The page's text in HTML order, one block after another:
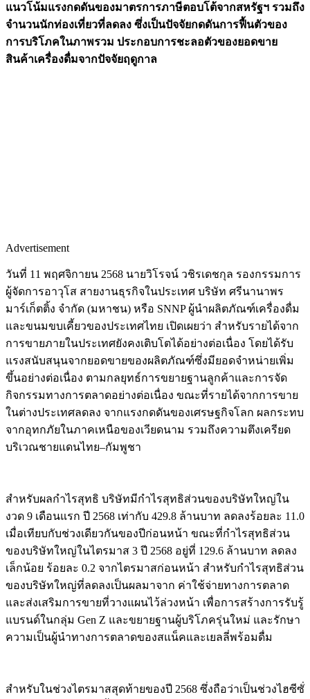
แนวโน้มแรงกดดันของมาตรการภาษีตอบโต้จากสหรัฐฯ รวมถึง
จำนวนนักท่องเที่ยวที่ลดลง ซึ่งเป็นปัจจัยกดดันการฟื้นตัวของ
การบริโภคในภาพรวม ประกอบการชะลอตัวของยอดขาย
สินค้าเครื่องดื่มจากปัจจัยฤดูกาล
Advertisement
วันที่ 11 พฤศจิกายน 2568 นายวิโรจน์ วชิรเดชกุล รองกรรมการ
ผู้จัดการอาวุโส สายงานธุรกิจในประเทศ บริษัท ศรีนานาพร
มาร์เก็ตติ้ง จำกัด (มหาชน) หรือ SNNP ผู้นำผลิตภัณฑ์เครื่องดื่ม
และขนมขบเคี้ยวของประเทศไทย เปิดเผยว่า สำหรับรายได้จาก
การขายภายในประเทศยังคงเติบโตได้อย่างต่อเนื่อง โดยได้รับ
แรงสนับสนุนจากยอดขายของผลิตภัณฑ์ซึ่งมียอดจำหน่ายเพิ่ม
ขึ้นอย่างต่อเนื่อง ตามกลยุทธ์การขยายฐานลูกค้าและการจัด
กิจกรรมทางการตลาดอย่างต่อเนื่อง ขณะที่รายได้จากการขาย
ในต่างประเทศลดลง จากแรงกดดันของเศรษฐกิจโลก ผลกระทบ
จากอุทกภัยในภาคเหนือของเวียดนาม รวมถึงความตึงเครียด
บริเวณชายแดนไทย–กัมพูชา
สำหรับผลกำไรสุทธิ บริษัทมีกำไรสุทธิส่วนของบริษัทใหญ่ใน
งวด 9 เดือนแรก ปี 2568 เท่ากับ 429.8 ล้านบาท ลดลงร้อยละ 11.0
เมื่อเทียบกับช่วงเดียวกันของปีก่อนหน้า ขณะที่กำไรสุทธิส่วน
ของบริษัทใหญ่ในไตรมาส 3 ปี 2568 อยู่ที่ 129.6 ล้านบาท ลดลง
เล็กน้อย ร้อยละ 0.2 จากไตรมาสก่อนหน้า สำหรับกำไรสุทธิส่วน
ของบริษัทใหญ่ที่ลดลงเป็นผลมาจาก ค่าใช้จ่ายทางการตลาด
และส่งเสริมการขายที่วางแผนไว้ล่วงหน้า เพื่อการสร้างการรับรู้
แบรนด์ในกลุ่ม Gen Z และขยายฐานผู้บริโภครุ่นใหม่ และรักษา
ความเป็นผู้นำทางการตลาดของสแน็คและเยลลี่พร้อมดื่ม
สำหรับในช่วงไตรมาสสุดท้ายของปี 2568 ซึ่งถือว่าเป็นช่วงไฮซีซั่